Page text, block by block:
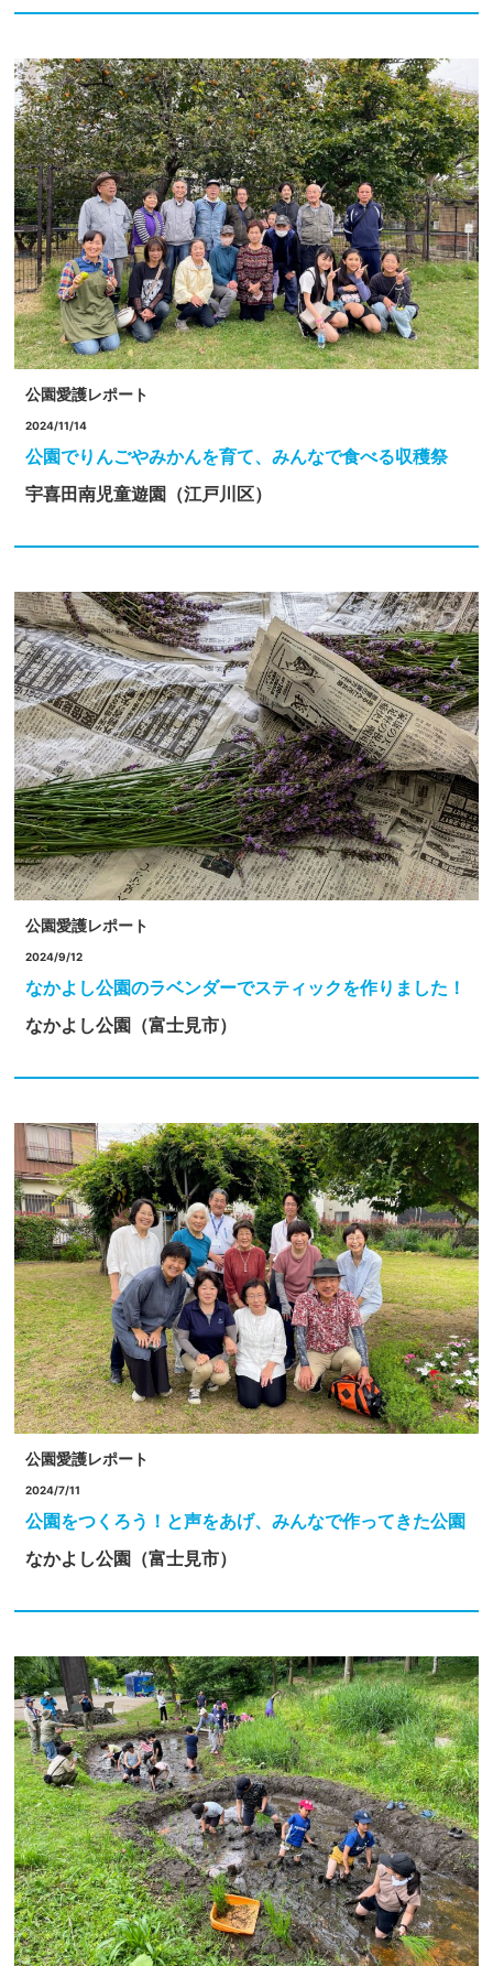
公園愛護レポート
2024/11/14
公園でりんごやみかんを育て、みんなで食べる収穫祭
宇喜田南児童遊園（江戸川区）
公園愛護レポート
2024/9/12
なかよし公園のラベンダーでスティックを作りました！
なかよし公園（富士見市）
公園愛護レポート
2024/7/11
公園をつくろう！と声をあげ、みんなで作ってきた公園
なかよし公園（富士見市）